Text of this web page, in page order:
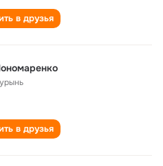
в друзья
в друзья